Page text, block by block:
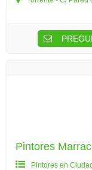
Pintores
Pintores en